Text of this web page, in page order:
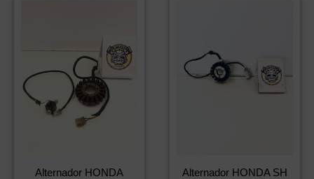
Alternador HONDA
Alternador HONDA SH